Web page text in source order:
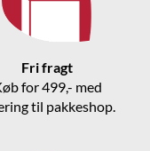
Fri fragt
for 499,- med
til pakkeshop.